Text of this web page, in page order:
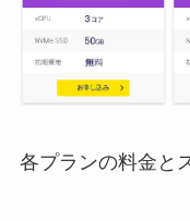
各プランの料金と